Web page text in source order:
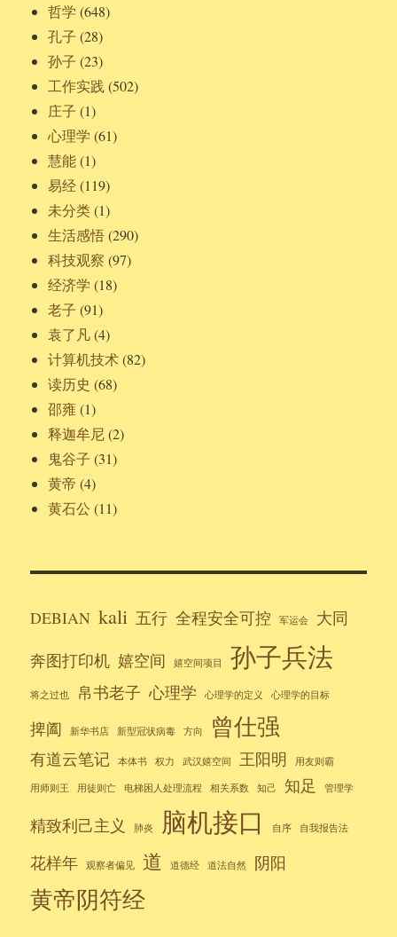
哲学 (648)
孔子 (28)
孙子 (23)
工作实践 (502)
庄子 (1)
心理学 (61)
慧能(1)
易经(119)
未分类(1)
生活感悟(290)
科技观察 (97)
经济学 (18)
老子 (91)
袁了凡(4)
计算机技术(82)
读历史 (68)
邵雍 (1)
释迦牟尼(2)
鬼谷子 (31)
黄帝 (4)
黄石公 (11)
DEBIAN kali 五行 全程安全可控 军运会
大同
奔图打印机 嬉空间 嬉空间项目 孙子兵法
将之过也 帛书老子 心理学 心理学的定义 心理学的目标
捭阖 新华书店 新型冠状病毒 方向 曾仕强
有道云笔记 本体书 权力 武汉嬉空间 王阳明 用友则霸
用师则王 用徒则亡 电梯困人处理流程 相关系数 知己 知足 管理学
精致利己主义 肺炎 脑机接口 自序 自我报告法
花样年 观察者偏见 道 道德经 道法自然 阴阳
黄帝阴符经